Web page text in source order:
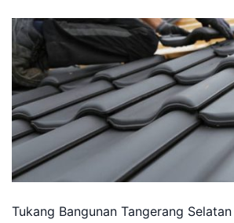
Tukang Bangunan Tangerang